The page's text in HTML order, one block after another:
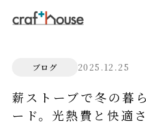
ブログ 2025.12.25
薪ストーブで冬の暮
ード。光熱費と快適